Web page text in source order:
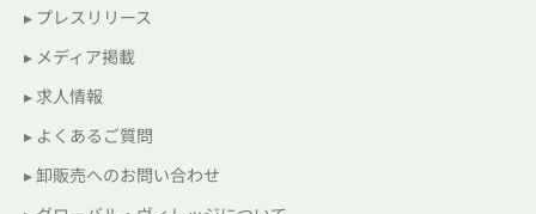
▸ プレスリリース
▸ メディア掲載
▸ 求人情報
▸ よくあるご質問
▸ 卸販売へのお問い合わせ